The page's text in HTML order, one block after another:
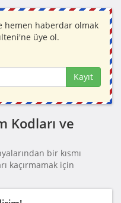
hemen haberdar olmak
üye ol.
Kayıt
Kodları ve
bir kısmı
kaçırmamak için